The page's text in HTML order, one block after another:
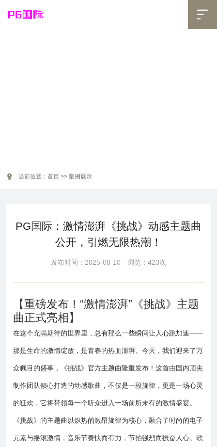
PG国际 
 当前位置： 首页 >> 案例展示
PG国际：激情澎湃《挑战》动感主题曲
公开，引燃无限热潮！
发布时间：2025-08-10 浏览：423次
【重磅发布！“激情澎湃”《挑战》主题
曲正式亮相】
在这个充满期待的世界里，总有那么一些瞬间让人心跳加速——
那是生命的激情绽放，是青春的热血澎湃。今天，我们迎来了万
众瞩目的盛事，《挑战》官方主题曲隆重发布！这首由国内顶尖
制作团队倾心打造的动感歌曲，不仅是一段旋律，更是一场心灵
的狂欢，它将带领每一个听众进入一场前所未有的激情盛宴。
《挑战》的主题曲以炽热的激昂旋律为核心，融合了时尚的电子
元素与摇滚激情，音乐节奏快而有力，节拍强烈而振奋人心。歌